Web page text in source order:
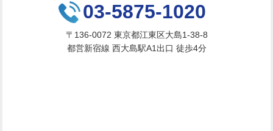
03-5875-1020
〒136-0072 東京都江東区大島1-38-8
都営新宿線 西大島駅A1出口 徒歩4分